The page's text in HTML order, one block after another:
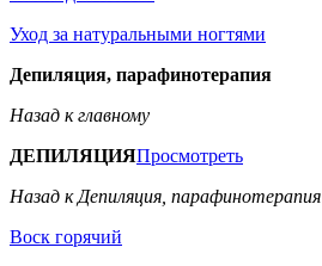
Уход за натуральными ногтями
Депиляция, парафинотерапия
Назад к главному
ДЕПИЛЯЦИЯПросмотреть
Назад к Депиляция, парафинотерапия
Воск горячий